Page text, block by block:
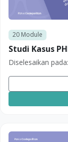
20Module
Studi Kasus
Diselesaikan pada: